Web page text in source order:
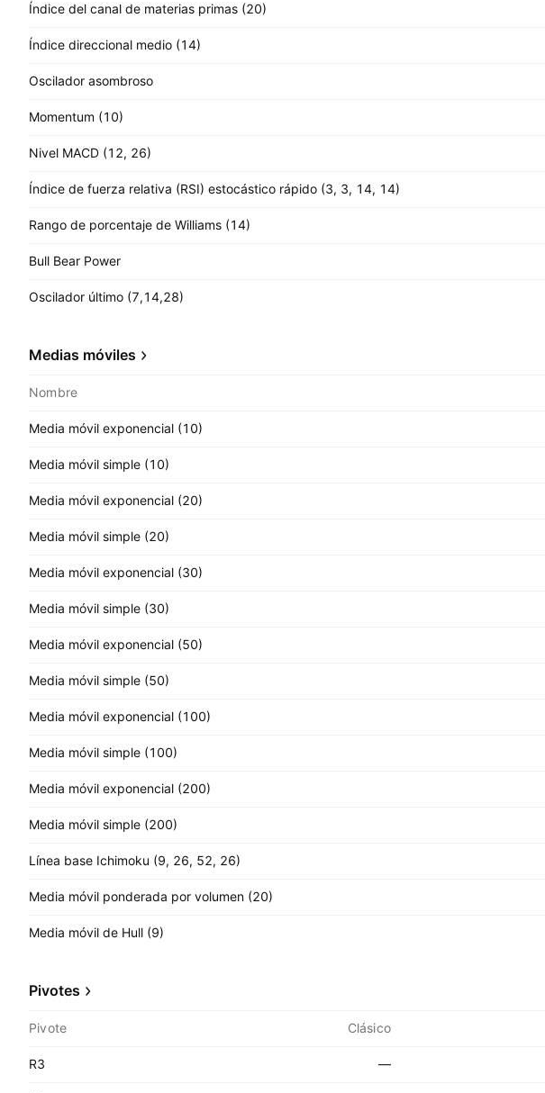
Índice del canal de materias primas (20)
Índice direccional medio (14)
Oscilador asombroso
Momentum (10)
Nivel MACD (12, 26)
Índice de fuerza relativa (RSI) estocástico rápido (3, 3, 14, 14)
Rango de porcentaje de Williams (14)
Bull Bear Power
Oscilador último (7,14,28)
Medias móviles
Nombre
Media móvil exponencial (10)
Media móvil simple (10)
Media móvil exponencial (20)
Media móvil simple (20)
Media móvil exponencial (30)
Media móvil simple (30)
Media móvil exponencial (50)
Media móvil simple (50)
Media móvil exponencial (100)
Media móvil simple (100)
Media móvil exponencial (200)
Media móvil simple (200)
Línea base Ichimoku (9, 26, 52, 26)
Media móvil ponderada por volumen (20)
Media móvil de Hull (9)
Pivotes
Pivote Clásico
R3 —